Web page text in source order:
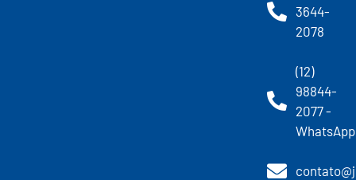
3644-
2078
(12)
98844-
2077 -
WhatsApp